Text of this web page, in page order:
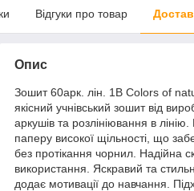
Відгуки про товар
Опис
Зошит 60арк. лін. 1В Colors of
якісний учнівський зошит від
аркушів та розлініювання в
паперу високої щільності, що
без протікання чорнил. Надійна
використання. Яскравий та
додає мотивації до навчання.